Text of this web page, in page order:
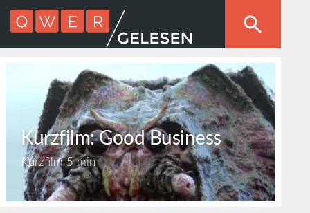
Kurzfilm: Good Business
Kurzfilm5 min